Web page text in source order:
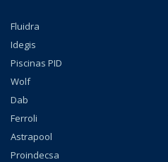
Fluidra
Idegis
Piscinas PID
Wolf
Dab
Ferroli
Astrapool
Proindecsa